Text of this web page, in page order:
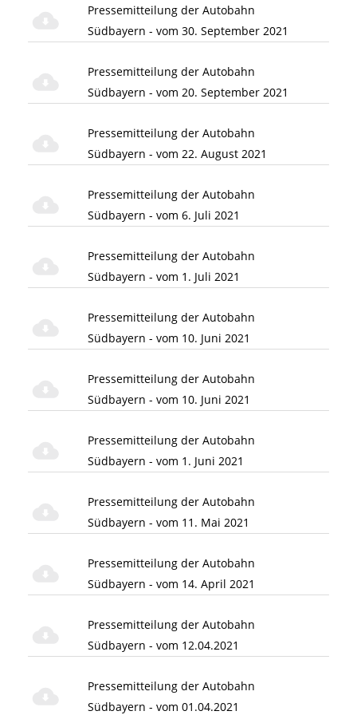
Pressemitteilung der Autobahn
Südbayern - vom 30. September 2021
Pressemitteilung der Autobahn
Südbayern - vom 20. September 2021
Pressemitteilung der Autobahn
Südbayern - vom 22. August 2021
Pressemitteilung der Autobahn
Südbayern - vom 6. Juli 2021
Pressemitteilung der Autobahn
Südbayern - vom 1. Juli 2021
Pressemitteilung der Autobahn
Südbayern - vom 10. Juni 2021
Pressemitteilung der Autobahn
Südbayern - vom 10. Juni 2021
Pressemitteilung der Autobahn
Südbayern - vom 1. Juni 2021
Pressemitteilung der Autobahn
Südbayern - vom 11. Mai 2021
Pressemitteilung der Autobahn
Südbayern - vom 14. April 2021
Pressemitteilung der Autobahn
Südbayern - vom 12.04.2021
Pressemitteilung der Autobahn
Südbayern - vom 01.04.2021